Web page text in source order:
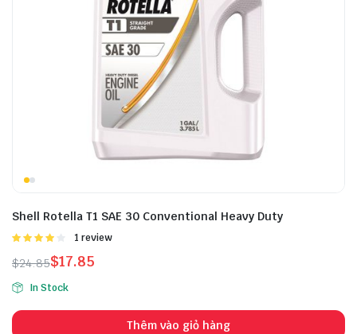
Shell Rotella T1 SAE 30 Conventional Heavy Duty
Được
4.005
1 review
$24.85$17.85
In Stock
Thêm vào giỏ hàng